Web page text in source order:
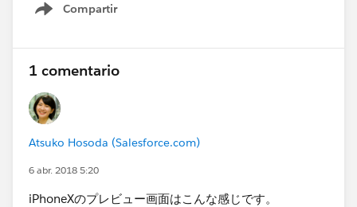
本機能はPro Edition以上のPardotをお使いの方であれば
ぜひ試してみてくださいね！
Compartir
Show menu
1 comentario
Atsuko Hosoda (Salesforce.com)
6 abr. 2018 5:20
iPhoneXのプレビュー画面はこんな感じです。